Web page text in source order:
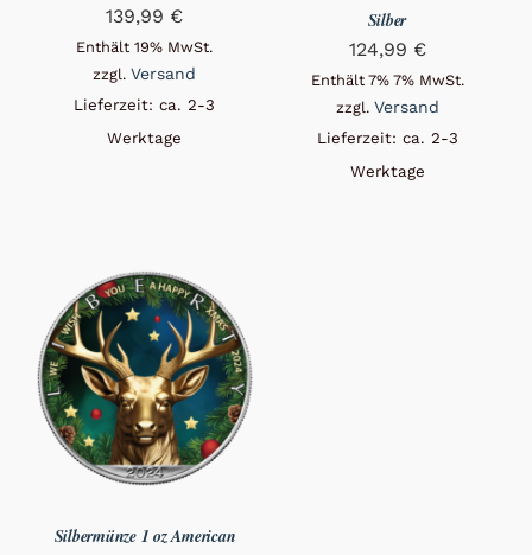
139,99 €
Enthält 19% MwSt.
zzgl.Versand
Lieferzeit: ca. 2-3
Werktage
Silber
124,99 €
Enthält 7% 7% MwSt.
zzgl. Versand
Lieferzeit: ca. 2-3
Werktage
Silbermünze 1 oz American